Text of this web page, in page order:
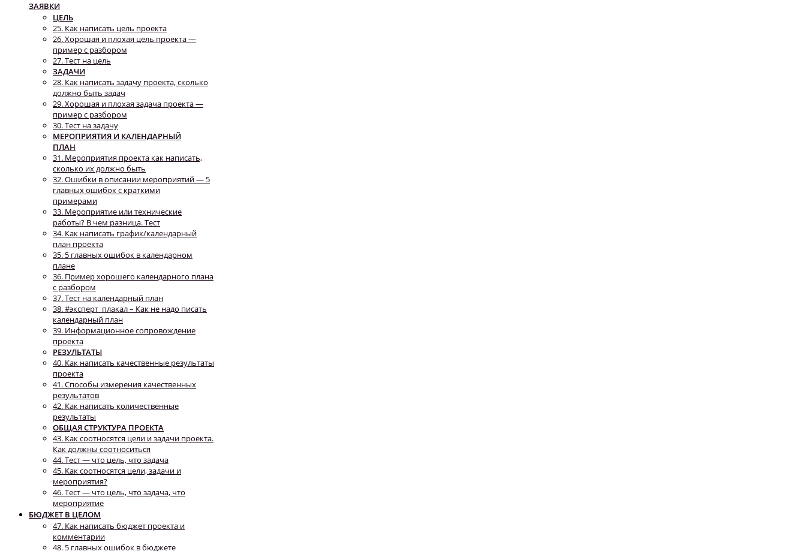
ЗАЯВКИ
ЦЕЛЬ
25. Как написать цель проекта
26. Хорошая и плохая цель проекта —
пример с разбором
27. Тест на цель
ЗАДАЧИ
28. Как написать задачу проекта, сколько
должно быть задач
29. Хорошая и плохая задача проекта —
пример с разбором
30. Тест на задачу
МЕРОПРИЯТИЯ И КАЛЕНДАРНЫЙ
ПЛАН
31. Мероприятия проекта как написать,
сколько их должно быть
32. Ошибки в описании мероприятий — 5
главных ошибок с краткими
примерами
33. Мероприятие или технические
работы? В чем разница. Тест
34. Как написать график/календарный
план проекта
35. 5 главных ошибок в календарном
плане
36. Пример хорошего календарного плана
с разбором
37. Тест на календарный план
38. #эксперт_плакал – Как не надо писать
календарный план
39. Информационное сопровождение
проекта
РЕЗУЛЬТАТЫ
40. Как написать качественные результаты
проекта
41. Способы измерения качественных
результатов
42. Как написать количественные
результаты
ОБЩАЯ СТРУКТУРА ПРОЕКТА
43. Как соотносятся цели и задачи проекта.
Как должны соотноситься
44. Тест — что цель, что задача
45. Как соотносятся цели, задачи и
мероприятия?
46. Тест — что цель, что задача, что
мероприятие
БЮДЖЕТ В ЦЕЛОМ
47. Как написать бюджет проекта и
комментарии
48. 5 главных ошибок в бюджете